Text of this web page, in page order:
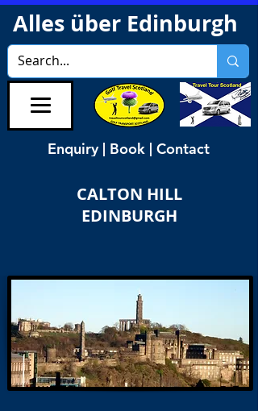
Alles über Edinburgh
Enquiry | Book | Contact
CALTON HILL
EDINBURGH